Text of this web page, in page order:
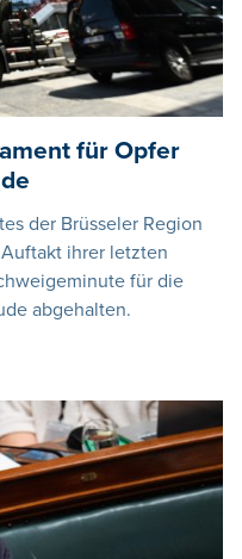
für Opfer
der Brüsseler Region
ihrer letzten
für die
abgehalten.